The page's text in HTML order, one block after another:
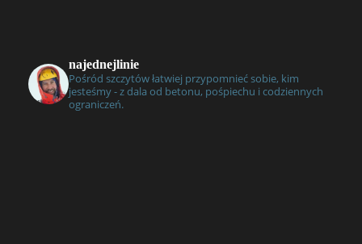
najednejlinie
Pośród szczytów łatwiej przypomnieć sobie, kim
jesteśmy - z dala od betonu, pośpiechu i codziennych
ograniczeń.